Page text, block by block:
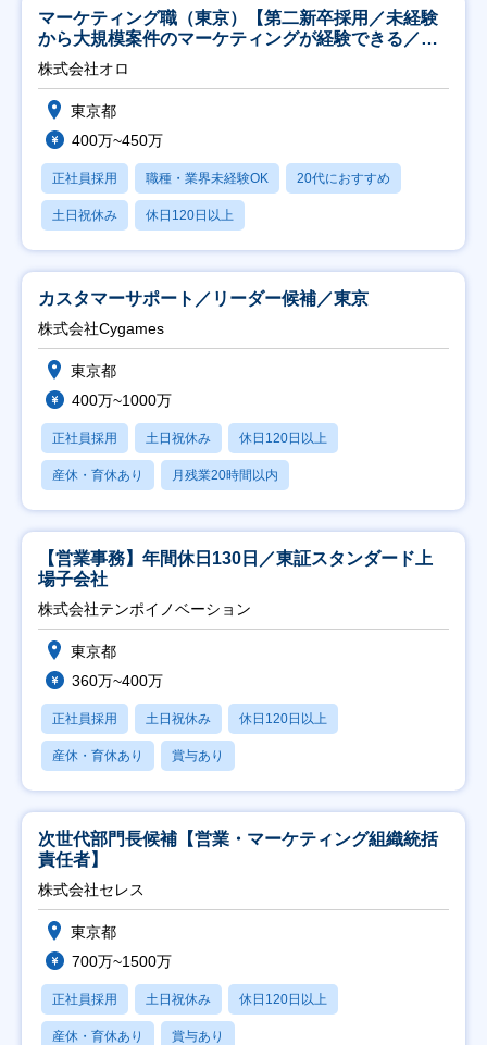
マーケティング職（東京）【第二新卒採用／未経験
から大規模案件のマーケティングが経験できる／研
修充実】
株式会社オロ
東京都
400万~450万
正社員採用 職種・業界未経験OK 20代におすすめ
土日祝休み 休日120日以上
カスタマーサポート／リーダー候補／東京
株式会社Cygames
東京都
400万~1000万
正社員採用 土日祝休み 休日120日以上
産休・育休あり 月残業20時間以内
【営業事務】年間休日130日／東証スタンダード上
場子会社
株式会社テンポイノベーション
東京都
360万~400万
正社員採用 土日祝休み 休日120日以上
産休・育休あり 賞与あり
次世代部門長候補【営業・マーケティング組織統括
責任者】
株式会社セレス
東京都
700万~1500万
正社員採用 土日祝休み 休日120日以上
産休・育休あり 賞与あり